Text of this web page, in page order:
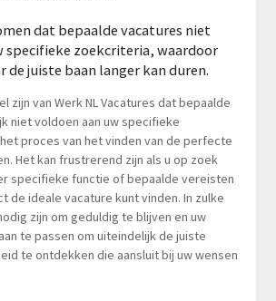
dat bepaalde vacatures niet
specifieke zoekcriteria, waardoor
de juiste baan langer kan duren.
zijn van Werk NL Vacatures dat bepaalde
niet voldoen aan uw specifieke
proces van het vinden van de perfecte
Het kan frustrerend zijn als u op zoek
specifieke functie of bepaalde vereisten
de ideale vacature kunt vinden. In zulke
zijn om geduldig te blijven en uw
te passen om uiteindelijk de juiste
te ontdekken die aansluit bij uw wensen